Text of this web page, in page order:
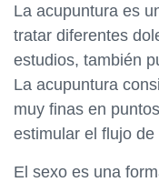
La acupuntura es
tratar diferentes
estudios, también
La acupuntura
muy finas en
estimular el flujo
El sexo es una